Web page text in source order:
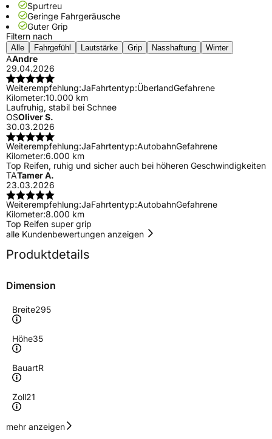
Spurtreu
Geringe Fahrgeräusche
Guter Grip
Filtern nach
Alle Fahrgefühl Lautstärke Grip Nasshaftung Winter
AAndre
29.04.2026
Weiterempfehlung:JaFahrtentyp:ÜberlandGefahrene
Kilometer:10.000 km
Laufruhig, stabil bei Schnee
OSOliver S.
30.03.2026
Weiterempfehlung:JaFahrtentyp:AutobahnGefahrene
Kilometer:6.000 km
Top Reifen, ruhig und sicher auch bei höheren Geschwindigkeiten
TATamer A.
23.03.2026
Weiterempfehlung:JaFahrtentyp:AutobahnGefahrene
Kilometer:8.000 km
Top Reifen super grip
alle Kundenbewertungen anzeigen
Produktdetails
Dimension
Breite295
Höhe35
BauartR
Zoll21
Geschwindigkeitsindex
mehr anzeigen